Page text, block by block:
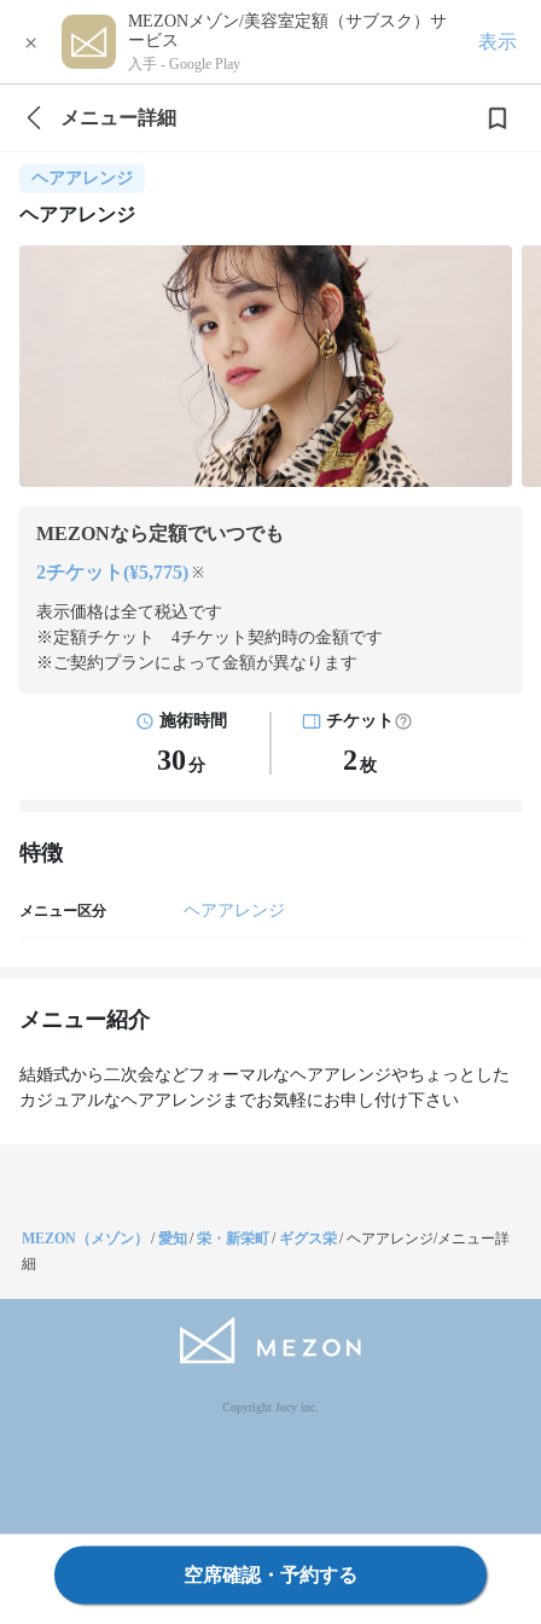
×
MEZONメゾン/美容室定額（サブスク）サ
ービス
入手 - Google Play
表示
メニュー詳細
ヘアアレンジ
ヘアアレンジ
MEZONなら定額でいつでも
2チケット(¥5,775) ※
表示価格は全て税込です
※定額チケット 4チケット契約時の金額です
※ご契約プランによって金額が異なります
施術時間
30 分
チケット
2 枚
特徴
メニュー区分 ヘアアレンジ
メニュー紹介
結婚式から二次会などフォーマルなヘアアレンジやちょっとした
カジュアルなヘアアレンジまでお気軽にお申し付け下さい
MEZON（メゾン） /愛知/栄・新栄町/ ギグス栄/ヘアアレンジ/メニュー詳
細
Copyright Jocy inc.
空席確認・予約する